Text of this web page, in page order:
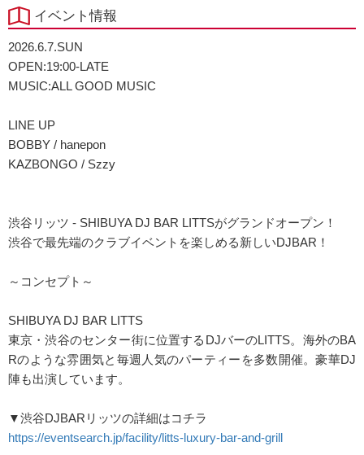
イベント情報
2026.6.7.SUN
OPEN:19:00-LATE
MUSIC:ALL GOOD MUSIC
LINE UP
BOBBY / hanepon
KAZBONGO / Szzy
渋谷リッツ - SHIBUYA DJ BAR LITTSがグランドオープン！
渋谷で最先端のクラブイベントを楽しめる新しいDJBAR！
～コンセプト～
SHIBUYA DJ BAR LITTS
東京・渋谷のセンター街に位置するDJバーのLITTS。海外のBA
Rのような雰囲気と毎週人気のパーティーを多数開催。豪華DJ
陣も出演しています。
▼渋谷DJBARリッツの詳細はコチラ
https://eventsearch.jp/facility/litts-luxury-bar-and-grill